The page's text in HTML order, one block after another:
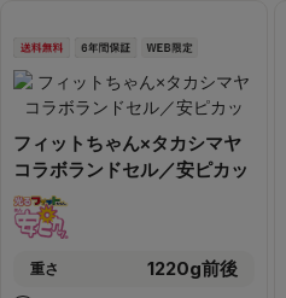
フィットちゃん×タカシマヤ
コラボランドセル／安ピカッ
重さ 1220g前後